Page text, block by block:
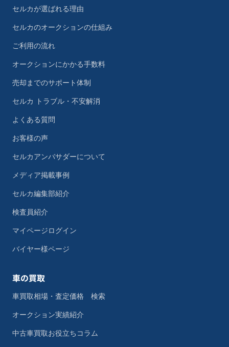
セルカが選ばれる理由
セルカのオークションの仕組み
ご利用の流れ
オークションにかかる手数料
売却までのサポート体制
セルカ トラブル・不安解消
よくある質問
お客様の声
セルカアンバサダーについて
メディア掲載事例
セルカ編集部紹介
検査員紹介
マイページログイン
バイヤー様ページ
車の買取
車買取相場・査定価格 検索
オークション実績紹介
中古車買取お役立ちコラム